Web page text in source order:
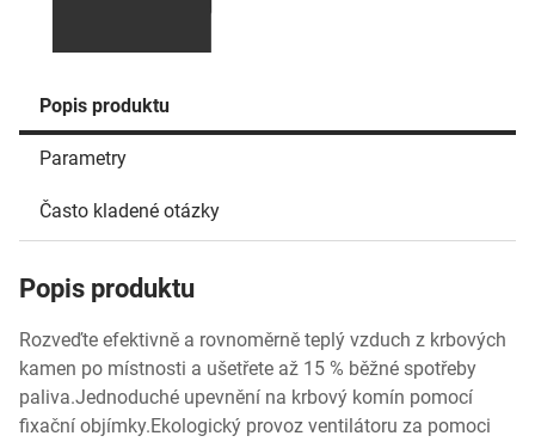
Popis produktu
Parametry
Často kladené otázky
Popis produktu
Rozveďte efektivně a rovnoměrně teplý vzduch z krbových
kamen po místnosti a ušetřete až 15 % běžné spotřeby
paliva.Jednoduché upevnění na krbový komín pomocí
fixační objímky.Ekologický provoz ventilátoru za pomoci